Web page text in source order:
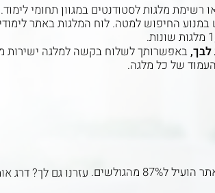
רשימת מלגות לסטודנטים במגוון תחומי
החיפוש למטה. לוח המלגות באתר
באפשרותך לשלוח בקשה למלגה ישירות
של כל מלגה.
ל87% מהגולשים. עזרנו גם לך? דרג